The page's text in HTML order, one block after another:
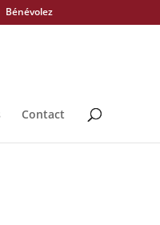
Bénévolez
Contact